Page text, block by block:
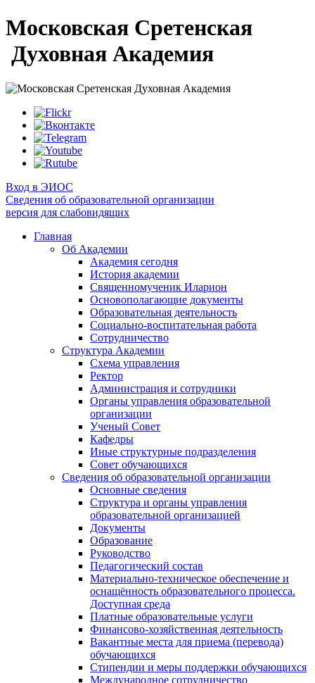
Московская Сретенская
Духовная Академия
Вход в ЭИОС
Сведения об образовательной организации
версия для слабовидящих
Главная
Об Академии
Академия сегодня
История академии
Священномученик Иларион
Основополагающие документы
Образовательная деятельность
Социально-воспитательная работа
Сотрудничество
Структура Академии
Схема управления
Ректор
Администрация и сотрудники
Органы управления образовательной
организации
Ученый Совет
Кафедры
Иные структурные подразделения
Совет обучающихся
Сведения об образовательной организации
Основные сведения
Структура и органы управления
образовательной организацией
Документы
Образование
Руководство
Педагогический состав
Материально-техническое обеспечение и
оснащённость образовательного процесса.
Доступная среда
Платные образовательные услуги
Финансово-хозяйственная деятельность
Вакантные места для приема (перевода)
обучающихся
Стипендии и меры поддержки обучающихся
Международное сотрудничество